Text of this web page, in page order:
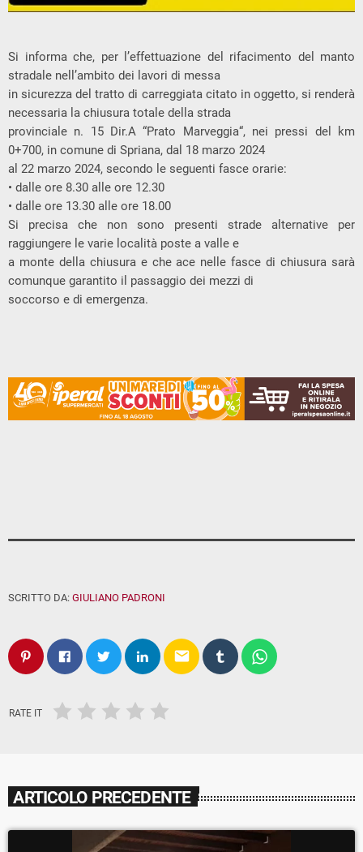
Si informa che, per l’effettuazione del rifacimento del manto
stradale nell’ambito dei lavori di messa
in sicurezza del tratto di carreggiata citato in oggetto, si renderà
necessaria la chiusura totale della strada
provinciale n. 15 Dir.A “Prato Marveggia“, nei pressi del km
0+700, in comune di Spriana, dal 18 marzo 2024
al 22 marzo 2024, secondo le seguenti fasce orarie:
• dalle ore 8.30 alle ore 12.30
• dalle ore 13.30 alle ore 18.00
Si precisa che non sono presenti strade alternative per
raggiungere le varie località poste a valle e
a monte della chiusura e che ace nelle fasce di chiusura sarà
comunque garantito il passaggio dei mezzi di
soccorso e di emergenza.
SCRITTO DA: GIULIANO PADRONI
email
RATE IT
ARTICOLO PRECEDENTE